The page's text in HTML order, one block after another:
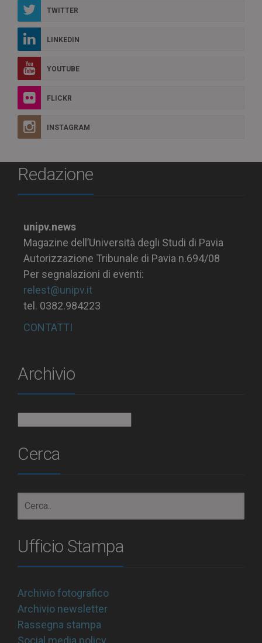
TWITTER
LINKEDIN
YOUTUBE
FLICKR
INSTAGRAM
Redazione
unipv.news
Magazine dell’Università degli Studi di Pavia
Autorizzazione Tribunale di Pavia n.694/08
Per segnalazioni di eventi:
relest@unipv.it
tel. 0382.984223
CONTATTI
Archivio
Cerca
Ufficio Stampa
Archivio fotografico
Archivio newsletter
Rassegna stampa
Social media policy